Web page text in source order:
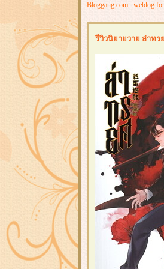
Bloggang.com : weblog
รีวิวนิยายวาย ล่าทร